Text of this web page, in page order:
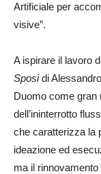
Artificiale per
visive”.
A ispirare il lavoro
Sposidi Alessandro
Duomo come gran
dell’ininterrotto
che caratterizza la
ideazione ed
ma il